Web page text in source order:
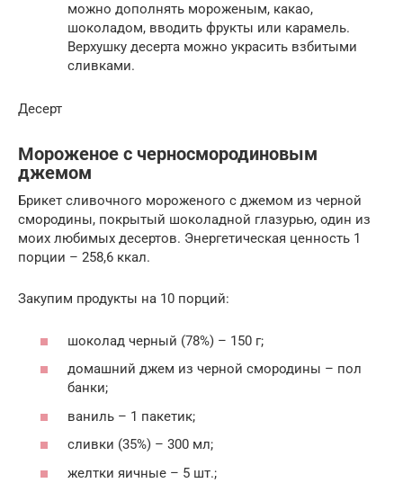
можно дополнять мороженым, какао,
шоколадом, вводить фрукты или карамель.
Верхушку десерта можно украсить взбитыми
сливками.
Десерт
Мороженое с черносмородиновым
джемом
Брикет сливочного мороженого с джемом из черной
смородины, покрытый шоколадной глазурью, один из
моих любимых десертов. Энергетическая ценность 1
порции – 258,6 ккал.
Закупим продукты на 10 порций:
шоколад черный (78%) – 150 г;
домашний джем из черной смородины – пол
банки;
ваниль – 1 пакетик;
сливки (35%) – 300 мл;
желтки яичные – 5 шт.;